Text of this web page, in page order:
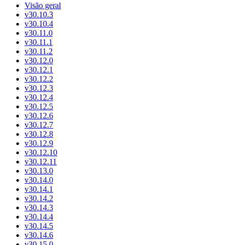
Visão geral
v30.10.3
v30.10.4
v30.11.0
v30.11.1
v30.11.2
v30.12.0
v30.12.1
v30.12.2
v30.12.3
v30.12.4
v30.12.5
v30.12.6
v30.12.7
v30.12.8
v30.12.9
v30.12.10
v30.12.11
v30.13.0
v30.14.0
v30.14.1
v30.14.2
v30.14.3
v30.14.4
v30.14.5
v30.14.6